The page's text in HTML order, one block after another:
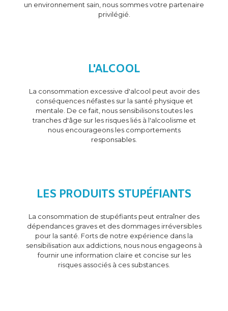
un environnement sain, nous sommes votre partenaire
privilégié.
L'ALCOOL
La consommation excessive d'alcool peut avoir des
conséquences néfastes sur la santé physique et
mentale. De ce fait, nous sensibilisons toutes les
tranches d'âge sur les risques liés à l'alcoolisme et
nous encourageons les comportements
responsables.
LES PRODUITS STUPÉFIANTS
La consommation de stupéfiants peut entraîner des
dépendances graves et des dommages irréversibles
pour la santé. Forts de notre expérience dans la
sensibilisation aux addictions, nous nous engageons à
fournir une information claire et concise sur les
risques associés à ces substances.